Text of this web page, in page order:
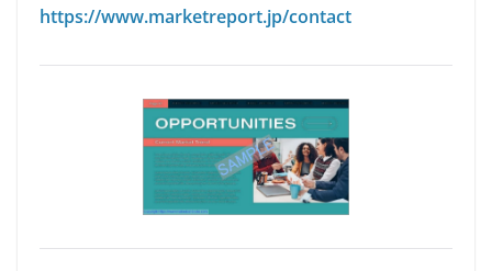
https://www.marketreport.jp/contact